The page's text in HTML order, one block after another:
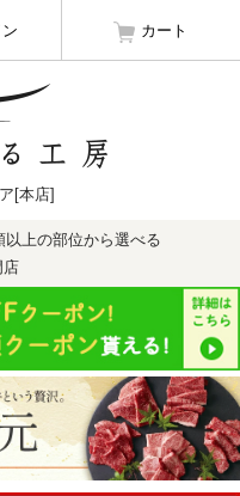
カート
[本店]
上の部位から選べる
店